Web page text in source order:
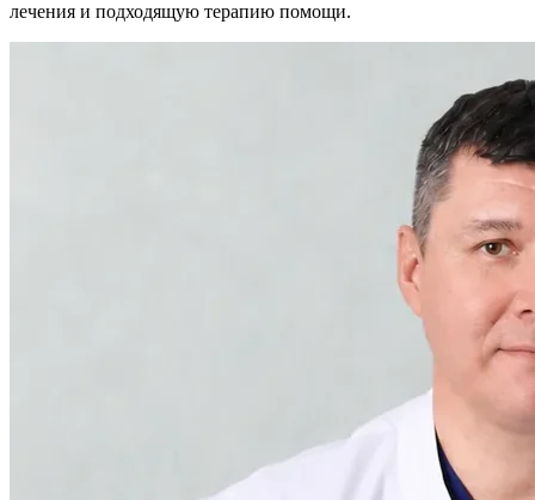
лечения и подходящую терапию помощи.